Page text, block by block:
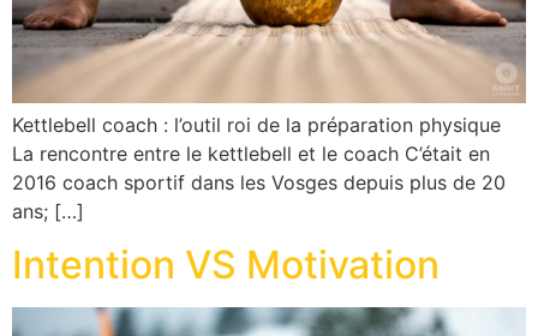
Kettlebell coach : l’outil roi de la préparation physique
La rencontre entre le kettlebell et le coach C’était en
2016 coach sportif dans les Vosges depuis plus de 20
ans; […]
Intention VS Motivation